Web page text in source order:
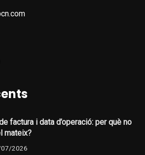
factura i data d’operació: per què no
mateix?
2026